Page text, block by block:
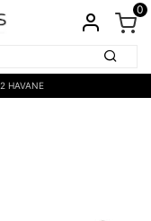
0
HAVANE